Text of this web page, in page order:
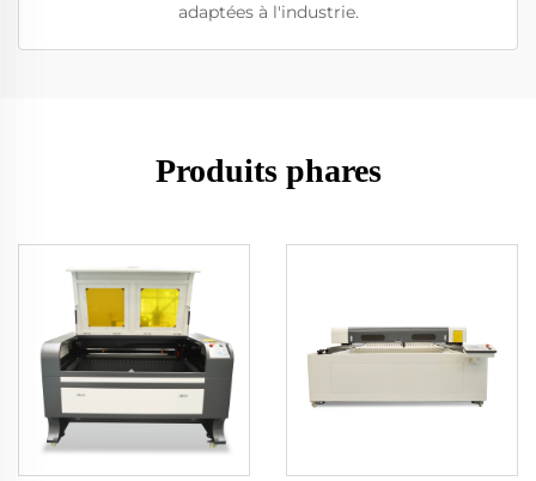
adaptées à l'industrie.
Produits phares